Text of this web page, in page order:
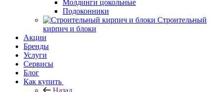
Молдинги цокольные
Подоконники
Строительный
кирпич и блоки
Акции
Бренды
Услуги
Сервисы
Блог
Как купить
Назад